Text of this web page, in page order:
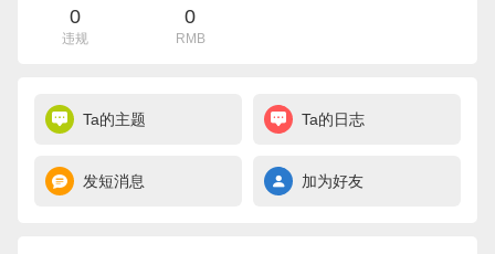
0
违规
0
RMB
Ta的主题 Ta的日志
发短消息 加为好友